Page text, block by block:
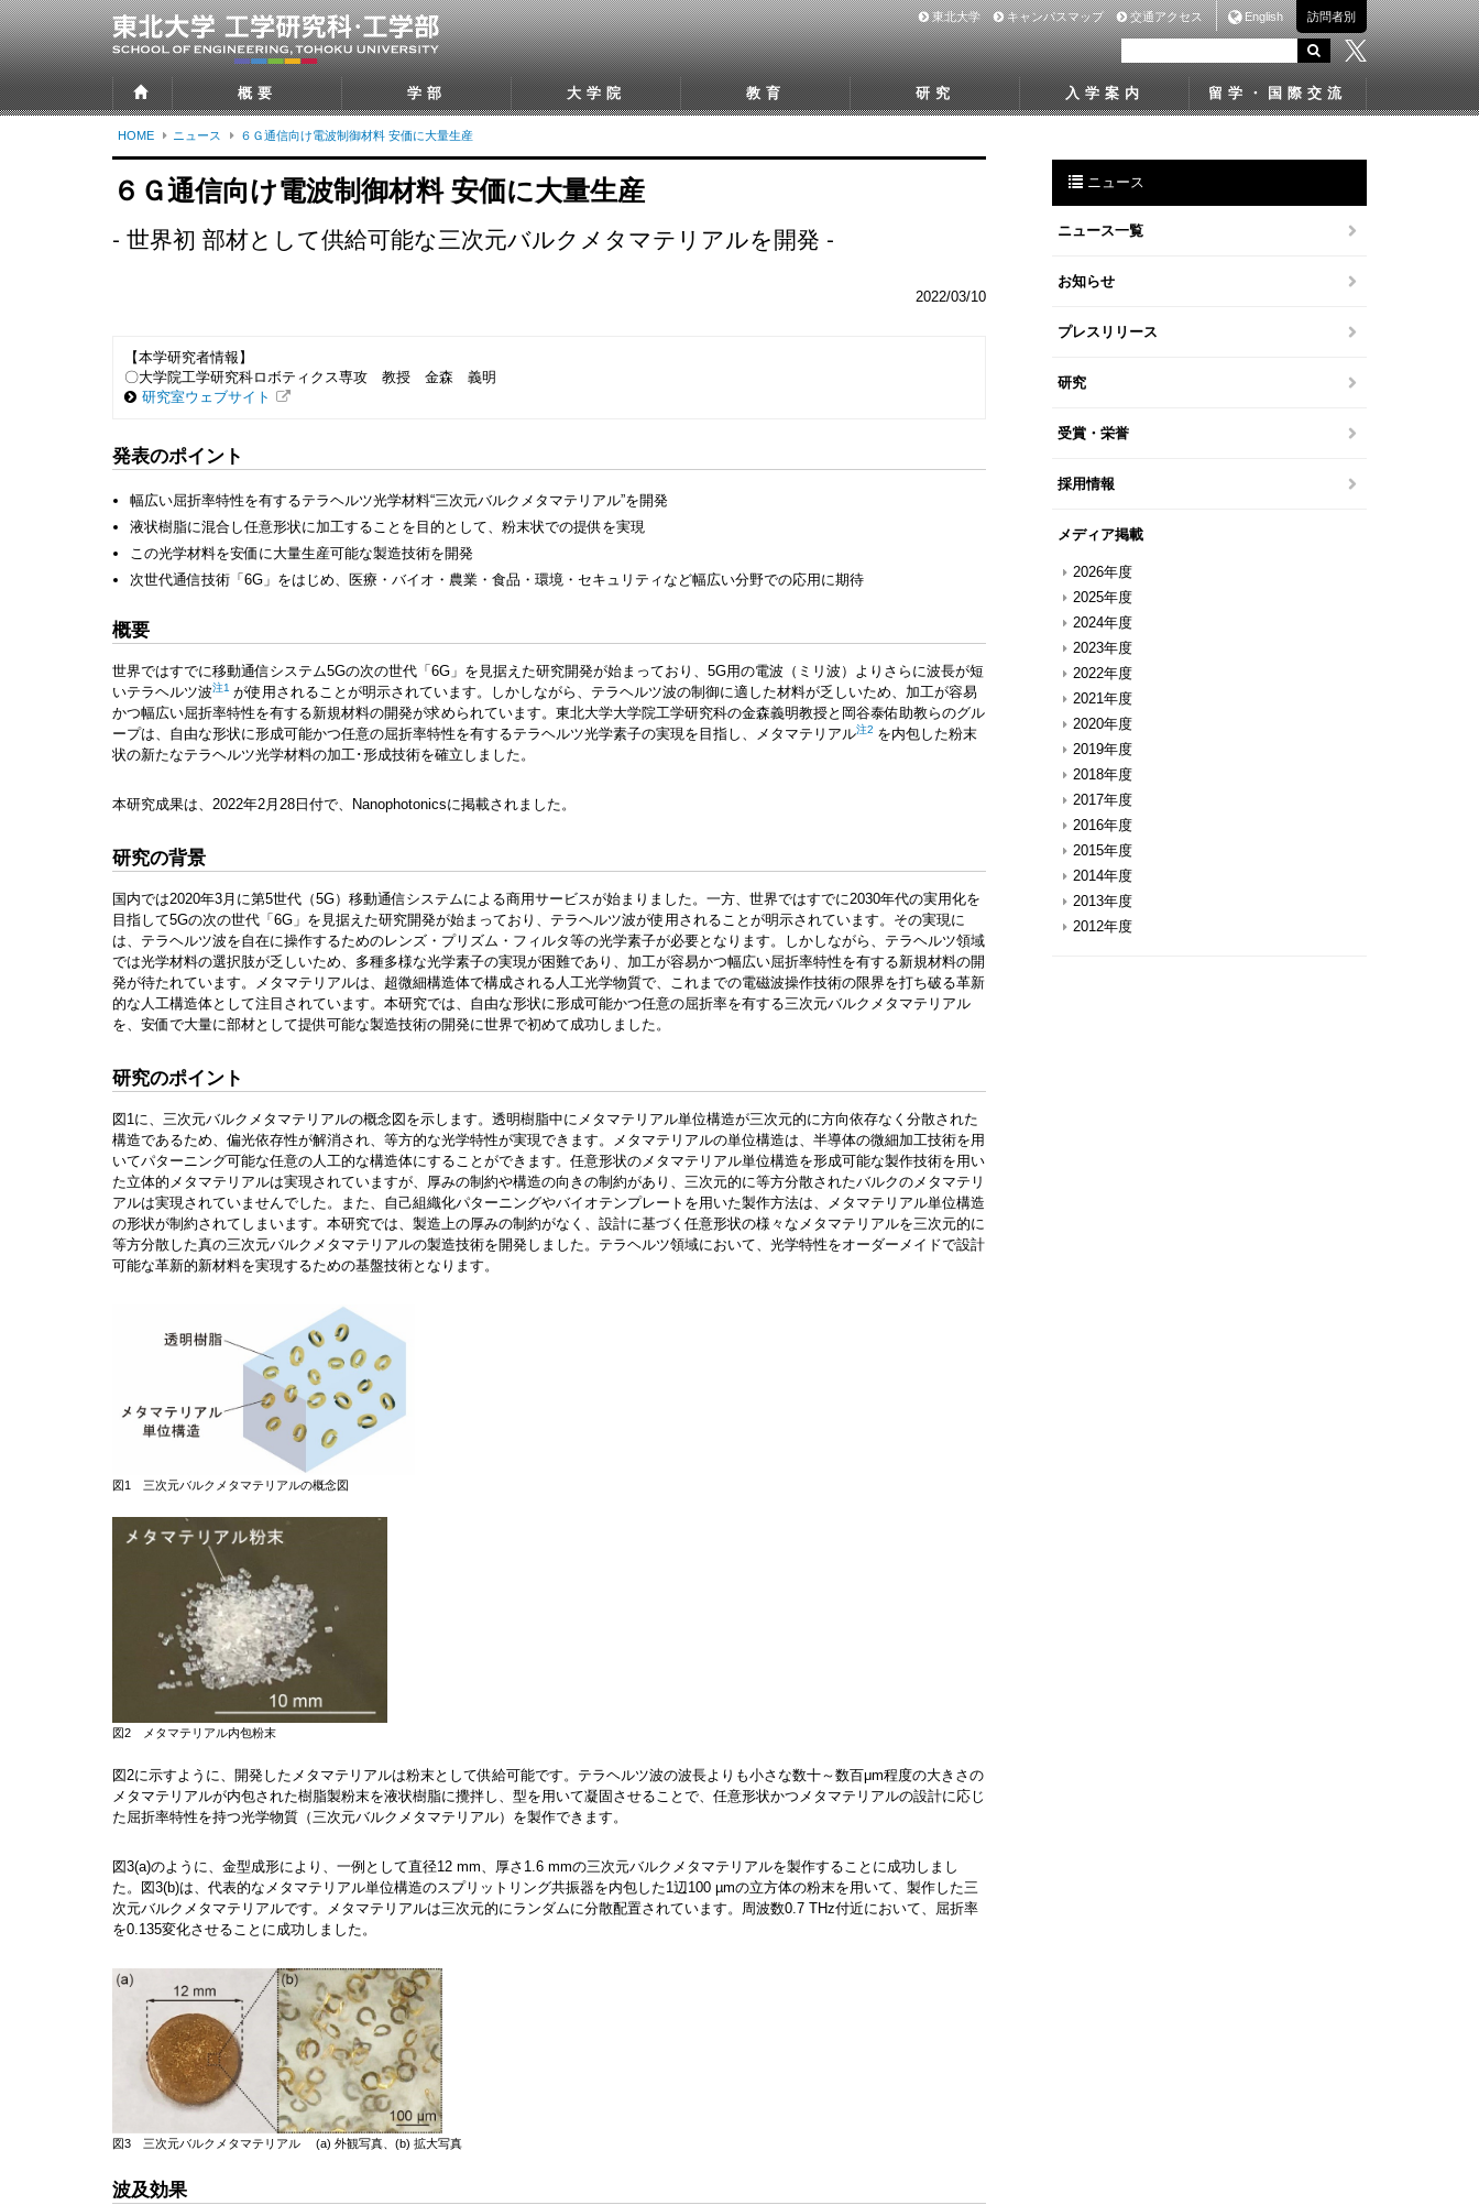
東北大学 キャンパスマップ 交通アクセス English 訪問者別
概要 学部 大学院 教育 研究 入学案内 留学・国際交流
HOME ニュース ６Ｇ通信向け電波制御材料 安価に大量生産
６Ｇ通信向け電波制御材料 安価に大量生産
- 世界初 部材として供給可能な三次元バルクメタマテリアルを開発 -
2022/03/10
【本学研究者情報】
〇大学院工学研究科ロボティクス専攻 教授 金森 義明
研究室ウェブサイト
発表のポイント
幅広い屈折率特性を有するテラヘルツ光学材料“三次元バルクメタマテリアル”を開発
液状樹脂に混合し任意形状に加工することを目的として、粉末状での提供を実現
この光学材料を安価に大量生産可能な製造技術を開発
次世代通信技術「6G」をはじめ、医療・バイオ・農業・食品・環境・セキュリティなど幅広い分野での応用に期待
概要
世界ではすでに移動通信システム5Gの次の世代「6G」を見据えた研究開発が始まっており、5G用の電波（ミリ波）よりさらに波長が短
いテラヘルツ波注1 が使用されることが明示されています。しかしながら、テラヘルツ波の制御に適した材料が乏しいため、加工が容易
かつ幅広い屈折率特性を有する新規材料の開発が求められています。東北大学大学院工学研究科の金森義明教授と岡谷泰佑助教らのグル
ープは、自由な形状に形成可能かつ任意の屈折率特性を有するテラヘルツ光学素子の実現を目指し、
メタマテリアル注2 を内包した粉末
状の新たなテラヘルツ光学材料の加工･形成技術を確立しました。
本研究成果は、2022年2月28日付で、Nanophotonicsに掲載されました。
研究の背景
国内では2020年3月に第5世代（5G）移動通信システムによる商用サービスが始まりました。一方、世界ではすでに2030年代の実用化を
目指して5Gの次の世代「6G」を見据えた研究開発が始まっており、テラヘルツ波が使用されることが明示されています。その実現に
は、テラヘルツ波を自在に操作するためのレンズ・プリズム・フィルタ等の光学素子が必要となります。しかしながら、テラヘルツ領域
では光学材料の選択肢が乏しいため、多種多様な光学素子の実現が困難であり、加工が容易かつ幅広い屈折率特性を有する新規材料の開
発が待たれています。メタマテリアルは、超微細構造体で構成される人工光学物質で、これまでの電磁波操作技術の限界を打ち破る革新
的な人工構造体として注目されています。本研究では、自由な形状に形成可能かつ任意の屈折率を有する三次元バルクメタマテリアル
を、安価で大量に部材として提供可能な製造技術の開発に世界で初めて成功しました。
研究のポイント
図1に、三次元バルクメタマテリアルの概念図を示します。透明樹脂中にメタマテリアル単位構造が三次元的に方向依存なく分散された
構造であるため、偏光依存性が解消され、等方的な光学特性が実現できます。メタマテリアルの単位構造は、半導体の微細加工技術を用
いてパターニング可能な任意の人工的な構造体にすることができます。任意形状のメタマテリアル単位構造を形成可能な製作技術を用い
た立体的メタマテリアルは実現されていますが、厚みの制約や構造の向きの制約があり、三次元的に等方分散されたバルクのメタマテリ
アルは実現されていませんでした。また、自己組織化パターニングやバイオテンプレートを用いた製作方法は、メタマテリアル単位構造
の形状が制約されてしまいます。本研究では、製造上の厚みの制約がなく、設計に基づく任意形状の様々なメタマテリアルを三次元的に
等方分散した真の三次元バルクメタマテリアルの製造技術を開発しました。テラヘルツ領域において、光学特性をオーダーメイドで設計
可能な革新的新材料を実現するための基盤技術となります。
図1 三次元バルクメタマテリアルの概念図
図2 メタマテリアル内包粉末
図2に示すように、開発したメタマテリアルは粉末として供給可能です。テラヘルツ波の波長よりも小さな数十～数百μm程度の大きさの
メタマテリアルが内包された樹脂製粉末を液状樹脂に攪拌し、型を用いて凝固させることで、任意形状かつメタマテリアルの設計に応じ
た屈折率特性を持つ光学物質（三次元バルクメタマテリアル）を製作できます。
図3(a)のように、金型成形により、一例として直径12 mm、厚さ1.6 mmの三次元バルクメタマテリアルを製作することに成功しまし
た。図3(b)は、代表的なメタマテリアル単位構造のスプリットリング共振器を内包した1辺100 µmの立方体の粉末を用いて、製作した三
次元バルクメタマテリアルです。メタマテリアルは三次元的にランダムに分散配置されています。周波数0.7 THz付近において、屈折率
を0.135変化させることに成功しました。
図3 三次元バルクメタマテリアル (a) 外観写真、(b) 拡大写真
波及効果
ニュース
ニュース一覧
お知らせ
プレスリリース
研究
受賞・栄誉
採用情報
メディア掲載
2026年度
2025年度
2024年度
2023年度
2022年度
2021年度
2020年度
2019年度
2018年度
2017年度
2016年度
2015年度
2014年度
2013年度
2012年度